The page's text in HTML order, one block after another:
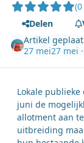
Delen
Artikel
27 mei27 mei
Lokale
juni de
allotment aan
uitbreiding